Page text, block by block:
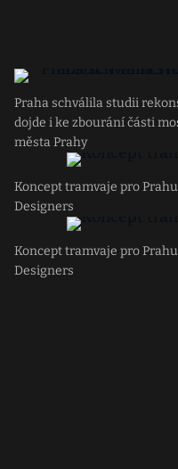
Praha schválila studii
dojde i ke zbourání části
města Prahy
Koncept tramvaje pro Prahu
Designers
Koncept tramvaje pro Prahu
Designers